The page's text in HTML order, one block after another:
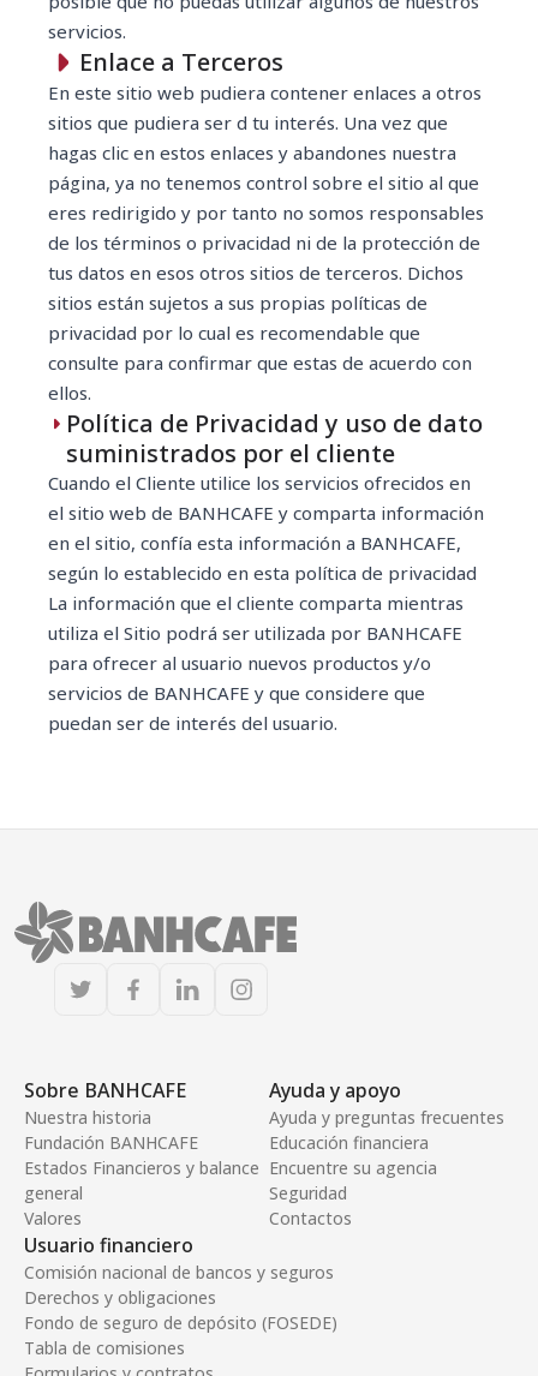
servicios.
Enlace a Terceros
En este sitio web pudiera contener enlaces a otros
sitios que pudiera ser d tu interés. Una vez que
hagas clic en estos enlaces y abandones nuestra
página, ya no tenemos control sobre el sitio al que
eres redirigido y por tanto no somos responsables
de los términos o privacidad ni de la protección de
tus datos en esos otros sitios de terceros. Dichos
sitios están sujetos a sus propias políticas de
privacidad por lo cual es recomendable que
consulte para confirmar que estas de acuerdo con
ellos.
Política de Privacidad y uso de dato
suministrados por el cliente
Cuando el Cliente utilice los servicios ofrecidos en
el sitio web de BANHCAFE y comparta información
en el sitio, confía esta información a BANHCAFE,
según lo establecido en esta política de privacidad
La información que el cliente comparta mientras
utiliza el Sitio podrá ser utilizada por BANHCAFE
para ofrecer al usuario nuevos productos y/o
servicios de BANHCAFE y que considere que
puedan ser de interés del usuario.
Sobre BANHCAFE
Nuestra historia
Fundación BANHCAFE
Estados Financieros y balance
general
Valores
Ayuda y apoyo
Ayuda y preguntas frecuentes
Educación financiera
Encuentre su agencia
Seguridad
Contactos
Usuario financiero
Comisión nacional de bancos y seguros
Derechos y obligaciones
Fondo de seguro de depósito (FOSEDE)
Tabla de comisiones